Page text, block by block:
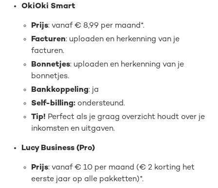
OkiOki Smart
Prijs: vanaf € 8,99 per maand*.
Facturen: uploaden en herkenning van je
facturen.
Bonnetjes: uploaden en herkenning van je
bonnetjes.
Bankkoppeling: ja
Self-billing: ondersteund.
Tip! Perfect als je graag overzicht houdt over je
inkomsten en uitgaven.
Lucy Business (Pro)
Prijs: vanaf € 10 per maand (€ 2 korting het
eerste jaar op alle pakketten)*.